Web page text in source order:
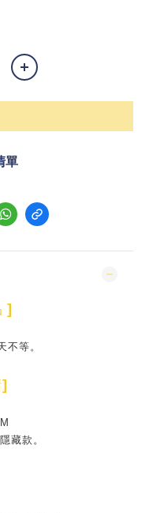
單
]
不等。
]
藏款。